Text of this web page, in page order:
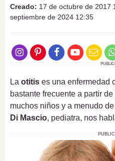
Creado: 17 de octubre de 2017
septiembre de 2024 12:35
La otitis es una enfermedad
bastante frecuente a partir de
muchos niños y a menudo
Di Mascio, pediatra, nos